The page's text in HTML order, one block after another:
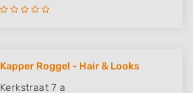
Kapper Roggel - Hair & Looks
Kerkstraat 7 a